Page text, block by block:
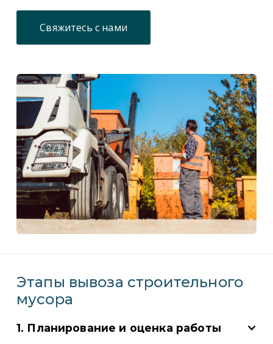
Свяжитесь с нами
Этапы вывоза строительного
мусора
1. Планирование и оценка работы